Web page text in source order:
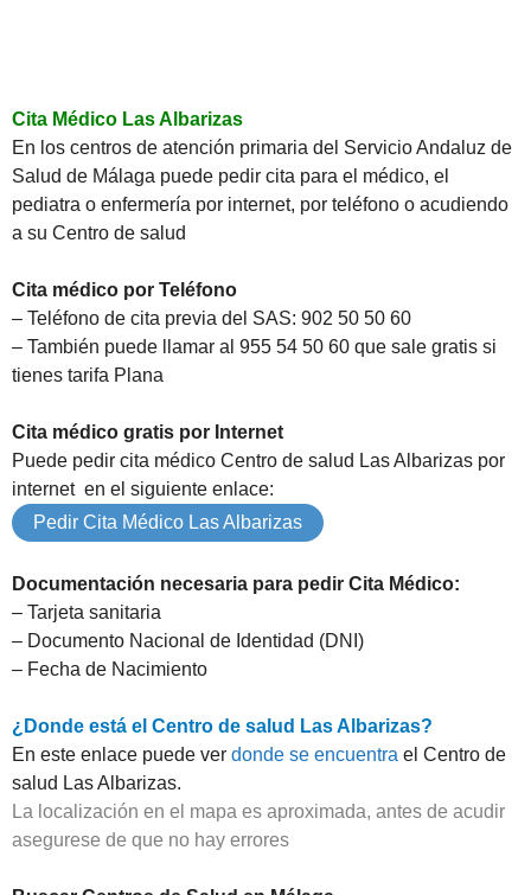
Cita Médico Las Albarizas
En los centros de atención primaria del Servicio Andaluz de
Salud de Málaga puede pedir cita para el médico, el
pediatra o enfermería por internet, por teléfono o acudiendo
a su Centro de salud
Cita médico por Teléfono
– Teléfono de cita previa del SAS: 902 50 50 60
– También puede llamar al 955 54 50 60 que sale gratis si
tienes tarifa Plana
Cita médico gratis por Internet
Puede pedir cita médico Centro de salud Las Albarizas por
internet en el siguiente enlace:
Pedir Cita Médico Las Albarizas
Documentación necesaria para pedir Cita Médico:
– Tarjeta sanitaria
– Documento Nacional de Identidad (DNI)
– Fecha de Nacimiento
¿Donde está el Centro de salud Las Albarizas?
En este enlace puede ver donde se encuentra el Centro de
salud Las Albarizas.
La localización en el mapa es aproximada, antes de acudir
asegurese de que no hay errores